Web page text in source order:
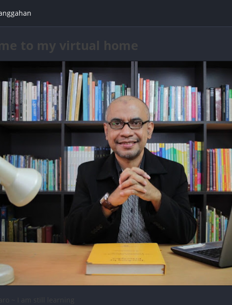
to my virtual home
~ I am still learning